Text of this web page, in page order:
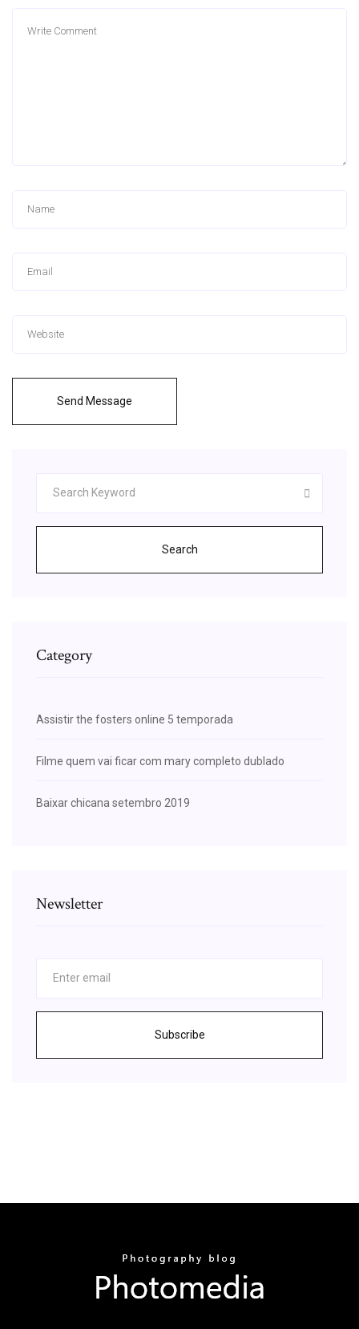
Send Message
Search
Category
Assistir the fosters online 5 temporada
Filme quem vai ficar com mary completo dublado
Baixar chicana setembro 2019
Newsletter
Subscribe